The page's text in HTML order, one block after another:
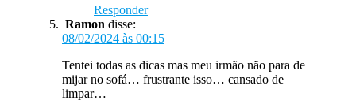
Responder
Ramon disse:
08/02/2024 às 00:15
Tentei todas as dicas mas meu irmão não para de
mijar no sofá… frustrante isso… cansado de
limpar…